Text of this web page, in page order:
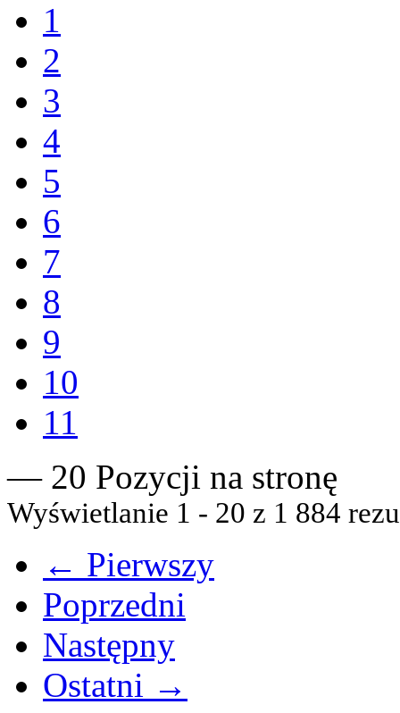
1
2
3
4
5
6
7
8
9
10
11
— 20 Pozycji na stronę
Wyświetlanie 1 - 20 z 1 884
← Pierwszy
Poprzedni
Następny
Ostatni →